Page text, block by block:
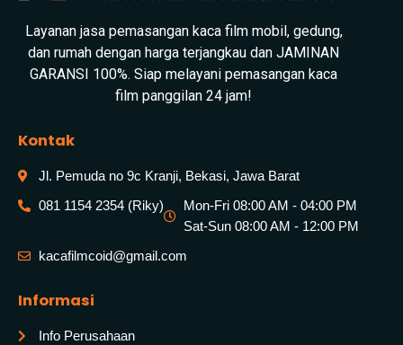
Layanan jasa pemasangan kaca film mobil, gedung,
dan rumah dengan harga terjangkau dan JAMINAN
GARANSI 100%. Siap melayani pemasangan kaca
film panggilan 24 jam!
Kontak
Jl. Pemuda no 9c Kranji, Bekasi, Jawa Barat
081 1154 2354 (Riky)
Mon-Fri 08:00 AM - 04:00 PM
Sat-Sun 08:00 AM - 12:00 PM
kacafilmcoid@gmail.com
Informasi
Info Perusahaan